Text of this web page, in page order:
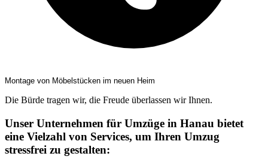
Montage von Möbelstücken im neuen Heim
Die Bürde tragen wir, die Freude überlassen wir Ihnen.
Unser Unternehmen für Umzüge in Hanau bietet
eine Vielzahl von Services, um Ihren Umzug
stressfrei zu gestalten: